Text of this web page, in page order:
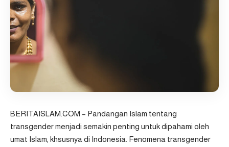
BERITAISLAM.COM – Pandangan Islam tentang
transgender menjadi semakin penting untuk dipahami oleh
umat Islam, khsusnya di Indonesia. Fenomena transgender